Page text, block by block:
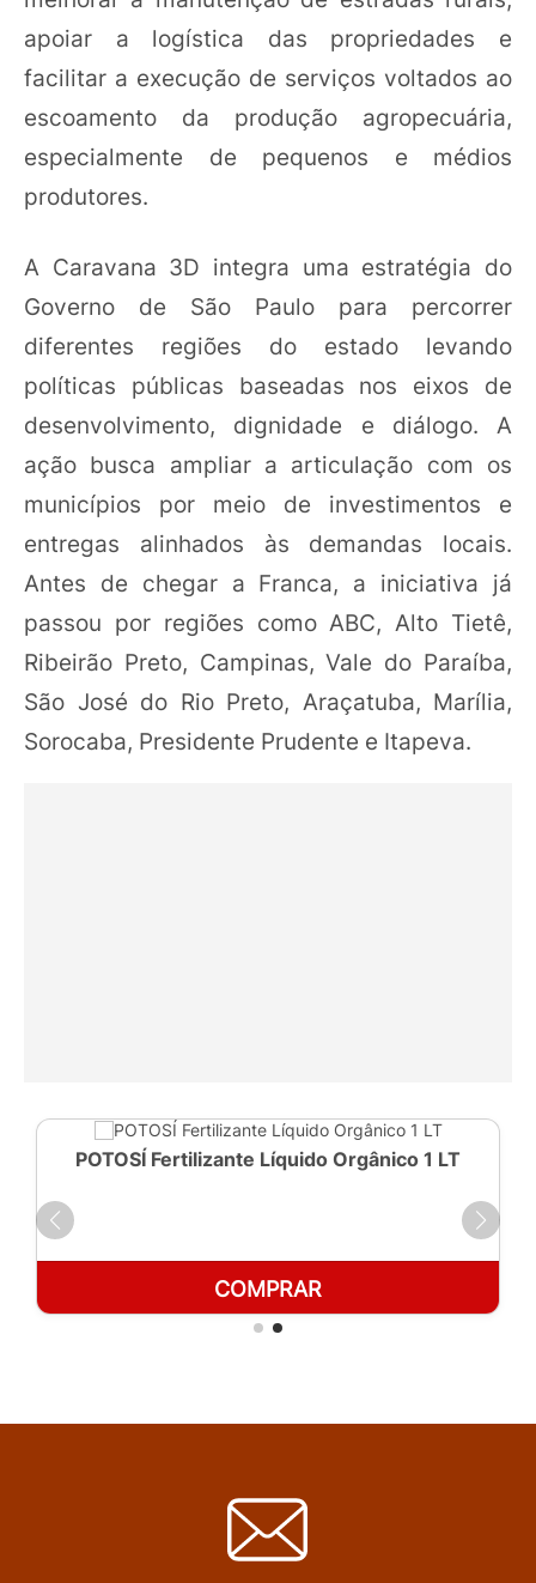
apoiar a logística das propriedades e
facilitar a execução de serviços voltados ao
escoamento da produção agropecuária,
especialmente de pequenos e médios
produtores.
A Caravana 3D integra uma estratégia do
Governo de São Paulo para percorrer
diferentes regiões do estado levando
políticas públicas baseadas nos eixos de
desenvolvimento, dignidade e diálogo. A
ação busca ampliar a articulação com os
municípios por meio de investimentos e
entregas alinhados às demandas locais.
Antes de chegar a Franca, a iniciativa já
passou por regiões como ABC, Alto Tietê,
Ribeirão Preto, Campinas, Vale do Paraíba,
São José do Rio Preto, Araçatuba, Marília,
Sorocaba, Presidente Prudente e Itapeva.
POTOSÍ Fertilizante Líquido Orgânico 1 LT
COMPRAR